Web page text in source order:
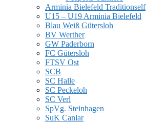
Arminia Bielefeld Traditionself
U15 – U19 Arminia Bielefeld
Blau Weiß Gütersloh
BV Werther
GW Paderborn
FC Gütersloh
FTSV Ost
SCB
SC Halle
SC Peckeloh
SC Verl
SpVg. Steinhagen
SuK Canlar